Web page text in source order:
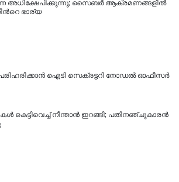
അധിക്ഷേപിക്കുന്നു; സൈബർ ആക്രമണങ്ങളിൽ
ഭാര്യ
ഐടി സെക്രട്ടറി നോഡല്‍ ഓഫീസര്‍
കെട്ടിവെച്ച് നീന്താൻ ഇറങ്ങി; പതിനഞ്ചുകാരൻ